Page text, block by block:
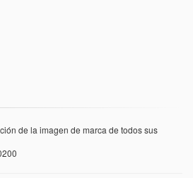
de la imagen de marca de todos sus